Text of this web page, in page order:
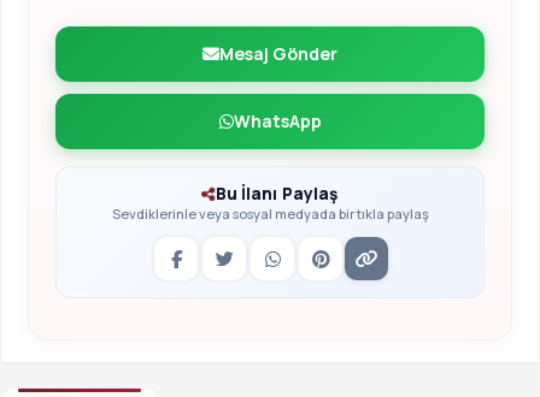
Mesaj Gönder
WhatsApp
Bu İlanı Paylaş
Sevdiklerinle veya sosyal medyada bir tıkla paylaş